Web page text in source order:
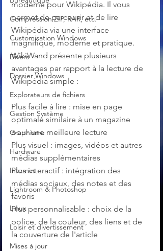
Compression ZIP, RAR, etc.
Customisation Windows
Divers
Dossier Windows
Explorateurs de fichiers
Gestion Système
Graphisme
Hardware
Internet
Lightroom & Photoshop
Linux
Loisir et divertissement
Mises à jour
moderne pour Wikipédia. Il vous
permet de parcourir et de lire
Wikipédia via une interface
magnifique, moderne et pratique.
WikiWand présente plusieurs
avantages par rapport à la lecture de
Wikipédia simple :
Plus facile à lire : mise en page
optimale similaire à un magazine
pour une meilleure lecture
Plus visuel : images, vidéos et autres
médias supplémentaires
Plus interactif : intégration des
médias sociaux, des notes et des
favoris
Plus personnalisable : choix de la
police, de la couleur, des liens et de
la couverture de l'article